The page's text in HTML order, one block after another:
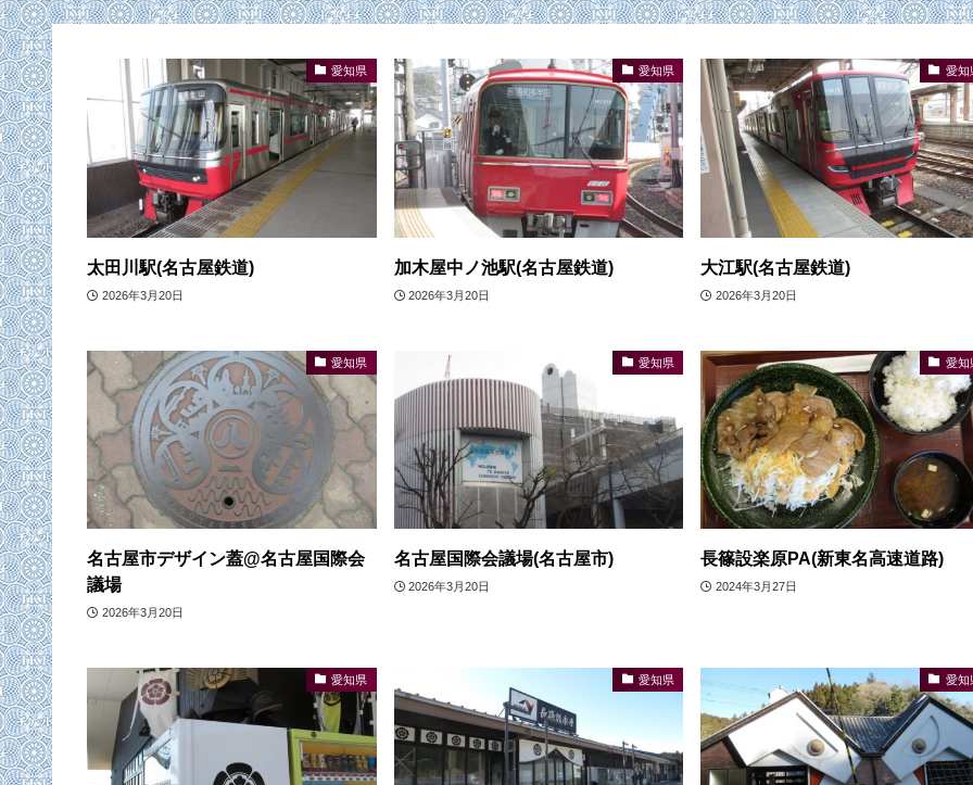
愛知県
太田川駅(名古屋鉄道)
2026年3月20日
愛知県
加木屋中ノ池駅(名古屋鉄道)
2026年3月20日
愛知
大江駅(名古屋鉄道)
2026年3月20日
愛知県
名古屋市デザイン蓋@名古屋国際会
議場
2026年3月20日
愛知県
名古屋国際会議場(名古屋市)
2026年3月20日
愛知
長篠設楽原PA(新東名高速道路)
2024年3月27日
愛知県 愛知県 愛知